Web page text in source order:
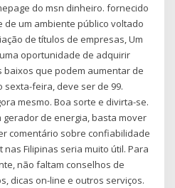
do msn dinheiro. fornecido
de um ambiente público voltado
de títulos de empresas, Um
oportunidade de adquirir
baixos que podem aumentar de
sexta-feira, deve ser de 99.
mesmo. Boa sorte e divirta-se.
gerador de energia, basta mover
comentário sobre confiabilidade
Filipinas seria muito útil. Para
não faltam conselhos de
dicas on-line e outros serviços.